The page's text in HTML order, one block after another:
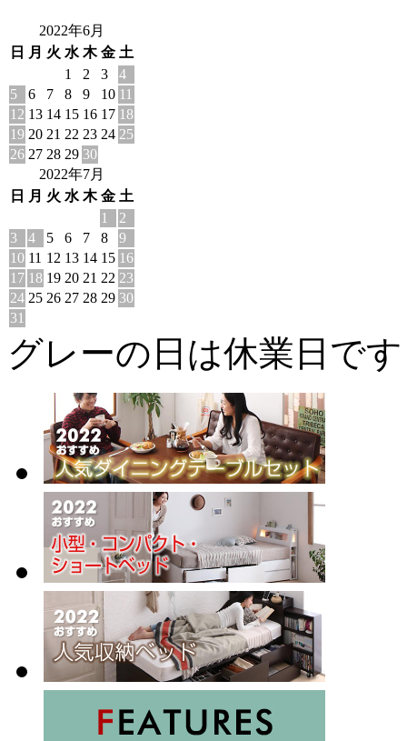
2022年6月
日
月 火 水 木 金 土
1
2 3
4
5
6 7 8 9 10 11
12 13 14 15 16 17 18
19 20 21 22 23 24 25
26 27 28 29 30
2022年7月
日
月 火 水 木 金 土
1
2
3
4 5 6 7 8
9
10 11 12 13 14 15 16
17 18 19 20 21 22 23
24 25 26 27 28 29 30
31
グレーの日は休業日です